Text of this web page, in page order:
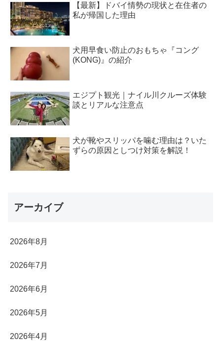
【最新】ドバイ情勢の現状と在住者の
私が帰国した理由
犬用早食い防止のおもちゃ『コング
(KONG)』の紹介
エジプト観光｜ナイル川クルーズ体験
談とリアルな注意点
犬が靴やスリッパを噛む理由は？いた
ずらの原因としつけ対策を解説！
アーカイブ
2026年8月
2026年7月
2026年6月
2026年5月
2026年4月